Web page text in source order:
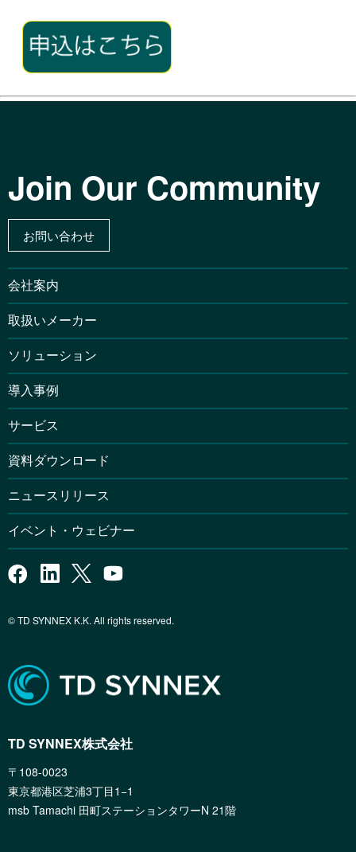
Join Our Community
お問い合わせ
会社案内
取扱いメーカー
ソリューション
導入事例
サービス
資料ダウンロード
ニュースリリース
イベント・ウェビナー
© TD SYNNEX K.K. All rights reserved.
TD SYNNEX株式会社
〒108-0023
東京都港区芝浦3丁目1−1
msb Tamachi 田町ステーションタワーN 21階